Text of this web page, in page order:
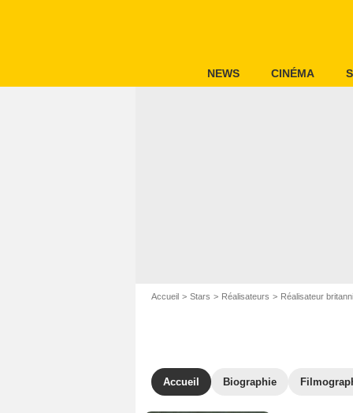
NEWS CINÉMA
Accueil Stars Réalisateurs Réalisateur
Accueil Biographie